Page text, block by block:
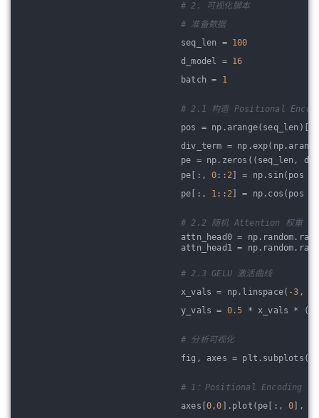
# 2. 可视化脚本
# 准备数据
seq_len = 100
d_model = 16
batch = 1
# 2.1 构造 Positional
pos =
div_term =
pe = np.zeros((seq_len,
pe[:, 0 :: 2] = np.sin(pos *
pe[:, 1 :: 2] = np.cos(pos *
# 2.2 随机 Attention 权重
attn_head0 =
attn_head1 =
# 2.3 GELU 激活曲线
x_vals = np.linspace( -3 ,
y_vals = 0.5 * x_vals * (
# 分析可视化
fig, axes = plt.subplots(
# 1：Positional Encoding
axes[0,0 ].plot(pe[:, 0 ],